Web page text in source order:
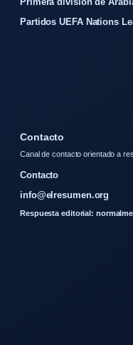
Partidos UEFA Nations
Contacto
Canal de contacto orientado a
Contacto
info@elresumen.org
Respuesta editorial: